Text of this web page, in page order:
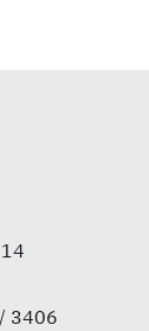
3406